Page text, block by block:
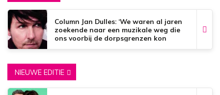
Column Jan Dulles: ‘We waren al jaren
zoekende naar een muzikale weg die
ons voorbij de dorpsgrenzen kon
NIEUWE EDITIE